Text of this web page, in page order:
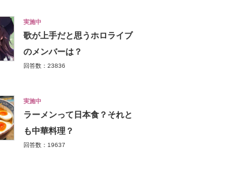
実施中
歌が上手だと思うホロライブ
のメンバーは？
回答数：23836
実施中
ラーメンって日本食？それと
も中華料理？
回答数：19637